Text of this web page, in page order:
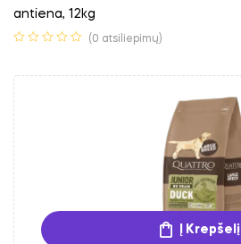
antiena, 12kg
(0 atsiliepimų)
Į Krepšelį